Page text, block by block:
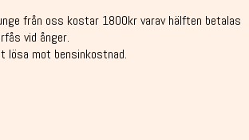
från oss kostar 1800kr varav hälften betalas
vid ånger.
mot bensinkostnad.